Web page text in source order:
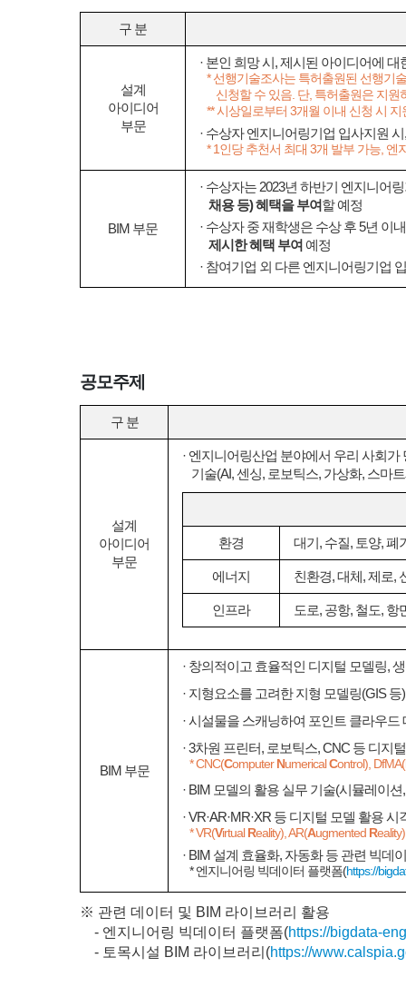
구 분
설계
아이디어
부문
· 본인 희망 시, 제시된 아이디어에
* 선행기술조사는 특허출원된 선행기
신청할 수 있음. 단, 특허출원은 지원
** 시상일로부터 3개월 이내 신청 시 지
· 수상자 엔지니어링기업 입사지원
* 1인당 추천서 최대 3개 발부 가능,
BIM 부문
· 수상자는 2023년 하반기 엔지니어
채용 등) 혜택을 부여할 예정
· 수상자 중 재학생은 수상 후 5년 이
제시한 혜택 부여 예정
· 참여기업 외 다른 엔지니어링기업
공모주제
구 분
설계
아이디어
부문
· 엔지니어링산업 분야에서 우리 사회
기술(AI, 센싱, 로보틱스, 가상화, 스마
환경 대기, 수질, 토양, 폐
에너지 친환경, 대체, 제로,
인프라 도로, 공항, 철도, 항
BIM 부문
· 창의적이고 효율적인 디지털 모델링,
· 지형요소를 고려한 지형 모델링(GIS
· 시설물을 스캐닝하여 포인트 클라우
· 3차원 프린터, 로보틱스, CNC 등 디지
* CNC(Computer NumericalControl), DfMA(
· BIM 모델의 활용 실무 기술(시뮬레이
· VR·AR·MR·XR 등 디지털 모델 활용
* VR(Virtual Reality), AR(Augmented R
· BIM 설계 효율화, 자동화 등 관련 빅데
* 엔지니어링 빅데이터 플랫폼(https://
※ 관련 데이터 및 BIM 라이브러리 활용
- 엔지니어링 빅데이터 플랫폼(https://bigdata-
- 토목시설 BIM 라이브러리(https://